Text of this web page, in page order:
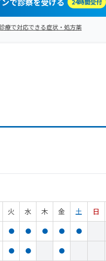
24時間受付
療で対応できる症状・処方薬
火 水 木 金 土
日
● ● ● ● ●
● ● ●